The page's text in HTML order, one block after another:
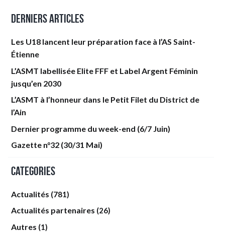
Derniers articles
Les U18 lancent leur préparation face à l’AS Saint-
Étienne
L’ASMT labellisée Elite FFF et Label Argent Féminin
jusqu’en 2030
L’ASMT à l’honneur dans le Petit Filet du District de
l’Ain
Dernier programme du week-end (6/7 Juin)
Gazette n°32 (30/31 Mai)
Categories
Actualités (781)
Actualités partenaires (26)
Autres (1)